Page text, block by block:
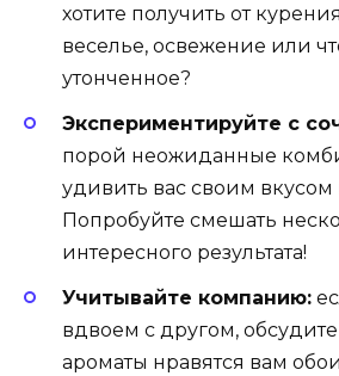
хотите получить от
веселье, освежение или
утонченное?
Экспериментируйте с
порой неожиданные
удивить вас своим вкусом
Попробуйте смешать
интересного результата!
Учитывайте компанию:
вдвоем с другом,
ароматы нравятся вам